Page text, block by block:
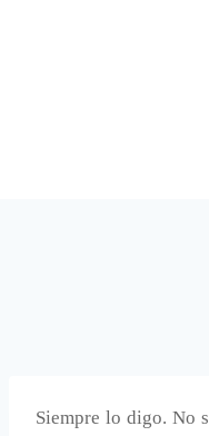
Siempre lo digo. No